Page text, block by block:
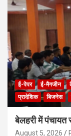
ई-पेपर ई-मैगजीन
प्रादेशिक
बिजनेस
बेलहरी में पंचायत
August 5, 2026